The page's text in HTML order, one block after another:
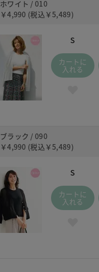
090 ブラ
ホワイト / 010
￥4,990 (税込 ￥5,489)
S
カートに
入れる
ブラック / 090
￥4,990 (税込 ￥5,489)
S
カートに
入れる